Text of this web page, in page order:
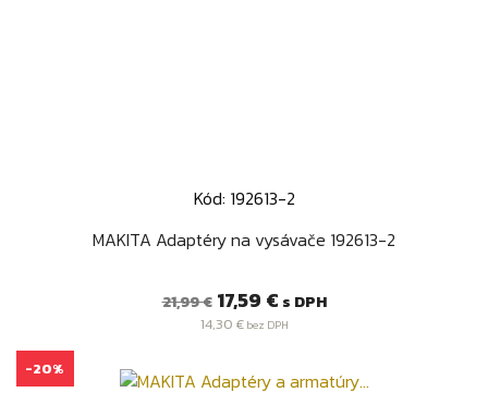
Kód: 192613-2
MAKITA Adaptéry na vysávače 192613-2
Bežná
cena
21,99 € Cena
17,59 € s DPH
14,30 €bez DPH
-20%